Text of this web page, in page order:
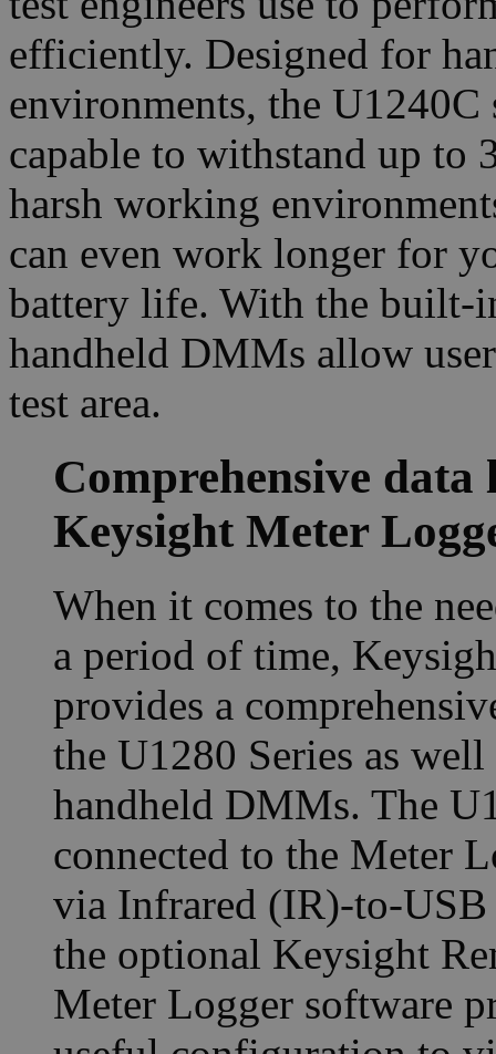
efficiently. Designed for
environments, the
capable to withstand up to
harsh working
can even work longer for
battery life. With the built-
handheld DMMs allow
test area.
Comprehensive
Keysight Meter
When it comes to the
a period of time,
provides a
the U1280 Series as
handheld DMMs. The
connected to the Meter
via Infrared (IR)-to-
the optional Keysight
Meter Logger software